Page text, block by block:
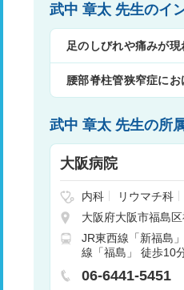
武中 章太 先生のイ
足のしびれや痛みが
腰部脊柱管狭窄症に
武中 章太 先生の所
大阪病院
内科 リウマチ科
内科
心臓血管外科
産婦人科
眼科
腔外科
麻酔科
尿病内科
内分泌
診断科
放射線治療
大阪府大阪市福島
JR東西線「新福島
線「福島」 徒歩10
06-6441-5451